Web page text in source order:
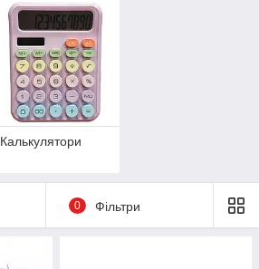
Калькулятори
0 Фільтри